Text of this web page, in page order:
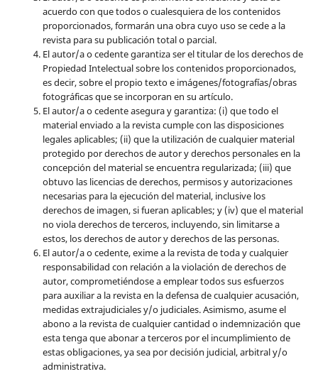
acuerdo con que todos o cualesquiera de los contenidos
proporcionados, formarán una obra cuyo uso se cede a la
revista para su publicación total o parcial.
El autor/a o cedente garantiza ser el titular de los derechos de
Propiedad Intelectual sobre los contenidos proporcionados,
es decir, sobre el propio texto e imágenes/fotografías/obras
fotográficas que se incorporan en su artículo.
El autor/a o cedente asegura y garantiza: (i) que todo el
material enviado a la revista cumple con las disposiciones
legales aplicables; (ii) que la utilización de cualquier material
protegido por derechos de autor y derechos personales en la
concepción del material se encuentra regularizada; (iii) que
obtuvo las licencias de derechos, permisos y autorizaciones
necesarias para la ejecución del material, inclusive los
derechos de imagen, si fueran aplicables; y (iv) que el material
no viola derechos de terceros, incluyendo, sin limitarse a
estos, los derechos de autor y derechos de las personas.
El autor/a o cedente, exime a la revista de toda y cualquier
responsabilidad con relación a la violación de derechos de
autor, comprometiéndose a emplear todos sus esfuerzos
para auxiliar a la revista en la defensa de cualquier acusación,
medidas extrajudiciales y/o judiciales. Asimismo, asume el
abono a la revista de cualquier cantidad o indemnización que
esta tenga que abonar a terceros por el incumplimiento de
estas obligaciones, ya sea por decisión judicial, arbitral y/o
administrativa.